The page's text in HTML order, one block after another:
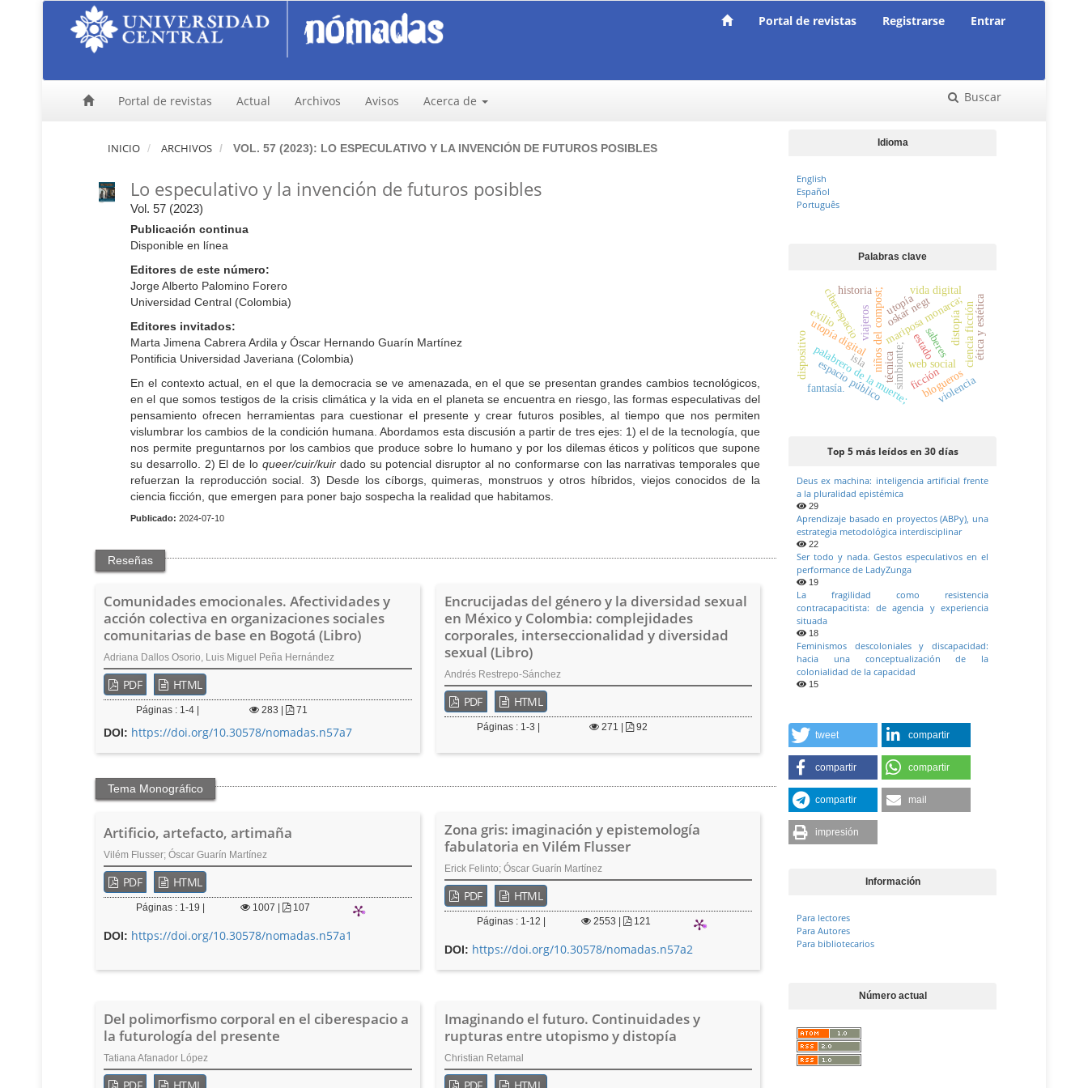
a
v
Portal de revistas Registrarse Entrar
Portal de revistas Actual Archivos Avisos Acerca de Buscar
INICIO ARCHIVOS VOL. 57 (2023): LO ESPECULATIVO Y LA INVENCIÓN DE FUTUROS POSIBLES
Lo especulativo y la invención de futuros posibles
Vol. 57 (2023)
Publicación continua
Disponible en línea
Editores de este número:
Jorge Alberto Palomino Forero
Universidad Central (Colombia)
Editores invitados:
Marta Jimena Cabrera Ardila y Óscar Hernando Guarín Martínez
Pontificia Universidad Javeriana (Colombia)
En el contexto actual, en el que la democracia se ve amenazada, en el que se presentan grandes cambios tecnológicos,
en el que somos testigos de la crisis climática y la vida en el planeta se encuentra en riesgo, las formas especulativas del
pensamiento ofrecen herramientas para cuestionar el presente y crear futuros posibles, al tiempo que nos permiten
vislumbrar los cambios de la condición humana. Abordamos esta discusión a partir de tres ejes: 1) el de la tecnología, que
nos permite preguntarnos por los cambios que produce sobre lo humano y por los dilemas éticos y políticos que supone
su desarrollo. 2) El de lo queer/cuir/kuirdado su potencial disruptor al no conformarse con las narrativas temporales que
refuerzan la reproducción social. 3) Desde los cíborgs, quimeras, monstruos y otros híbridos, viejos conocidos de la
ciencia ficción, que emergen para poner bajo sospecha la realidad que habitamos.
Publicado: 2024-07-10
Reseñas
Comunidades emocionales. Afectividades y
acción colectiva en organizaciones sociales
comunitarias de base en Bogotá (Libro)
Adriana Dallos Osorio, Luis Miguel Peña Hernández
PDF HTML
Páginas : 1-4 | 283 71
DOI: https://doi.org/10.30578/nomadas.n57a7
Encrucijadas del género y la diversidad sexual
en México y Colombia: complejidades
corporales, interseccionalidad y diversidad
sexual (Libro)
Andrés Restrepo-Sánchez
PDF HTML
Páginas : 1-3 | 271 92
Tema Monográfico
Artificio, artefacto, artimaña
Vilém Flusser; Óscar Guarín Martínez
PDF HTML
Páginas : 1-19 | 1007 107
DOI: https://doi.org/10.30578/nomadas.n57a1
Zona gris: imaginación y epistemología
fabulatoria en Vilém Flusser
Erick Felinto; Óscar Guarín Martínez
PDF HTML
Páginas : 1-12 | 2553 121
DOI: https://doi.org/10.30578/nomadas.n57a2
Del polimorfismo corporal en el ciberespacio a
la futurología del presente
Tatiana Afanador López
Imaginando el futuro. Continuidades y
rupturas entre utopismo y distopía
Christian Retamal
Idioma
English
Español
Português
Palabras clave
niños del compost; simbionte;
palabrero de la muerte;
mariposa monarca;ciencia ficción
saberes
web social
viajeros
blogueros
utopía digital
ciberespacio
espacio público
oskar negt
fantasía.
dispositivo
distopía
técnica
vida digital
utopía
exilio
ficción
historia
violencia
ética y estética
isla estado
Top 5 más leídos en 30 días
Deus ex machina: inteligencia artificial frente
a la pluralidad epistémica
29
Aprendizaje basado en proyectos (ABPy), una
estrategia metodológica interdisciplinar
22
Ser todo y nada. Gestos especulativos en el
performance de LadyZunga
19
La fragilidad como resistencia
contracapacitista: de agencia y experiencia
situada
18
Feminismos descoloniales y discapacidad:
hacia una conceptualización de la
colonialidad de la capacidad
15
tweet compartir
compartir compartir
compartir mail
impresión
Información
Para lectores
Para Autores
Para bibliotecarios
Número actual